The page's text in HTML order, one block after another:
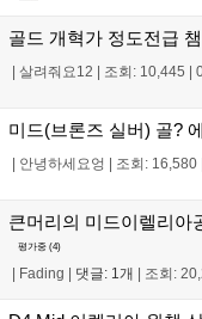
골드 개혁가 정도전급
| 살려줘요12 | 조회: 10,445 |
미드(브론즈 실버) 골?
| 안녕하세요엉 | 조회: 16,580
큰머리의 미드이렐리아
평가중 (4)
| Fading | 댓글: 1개 | 조회: